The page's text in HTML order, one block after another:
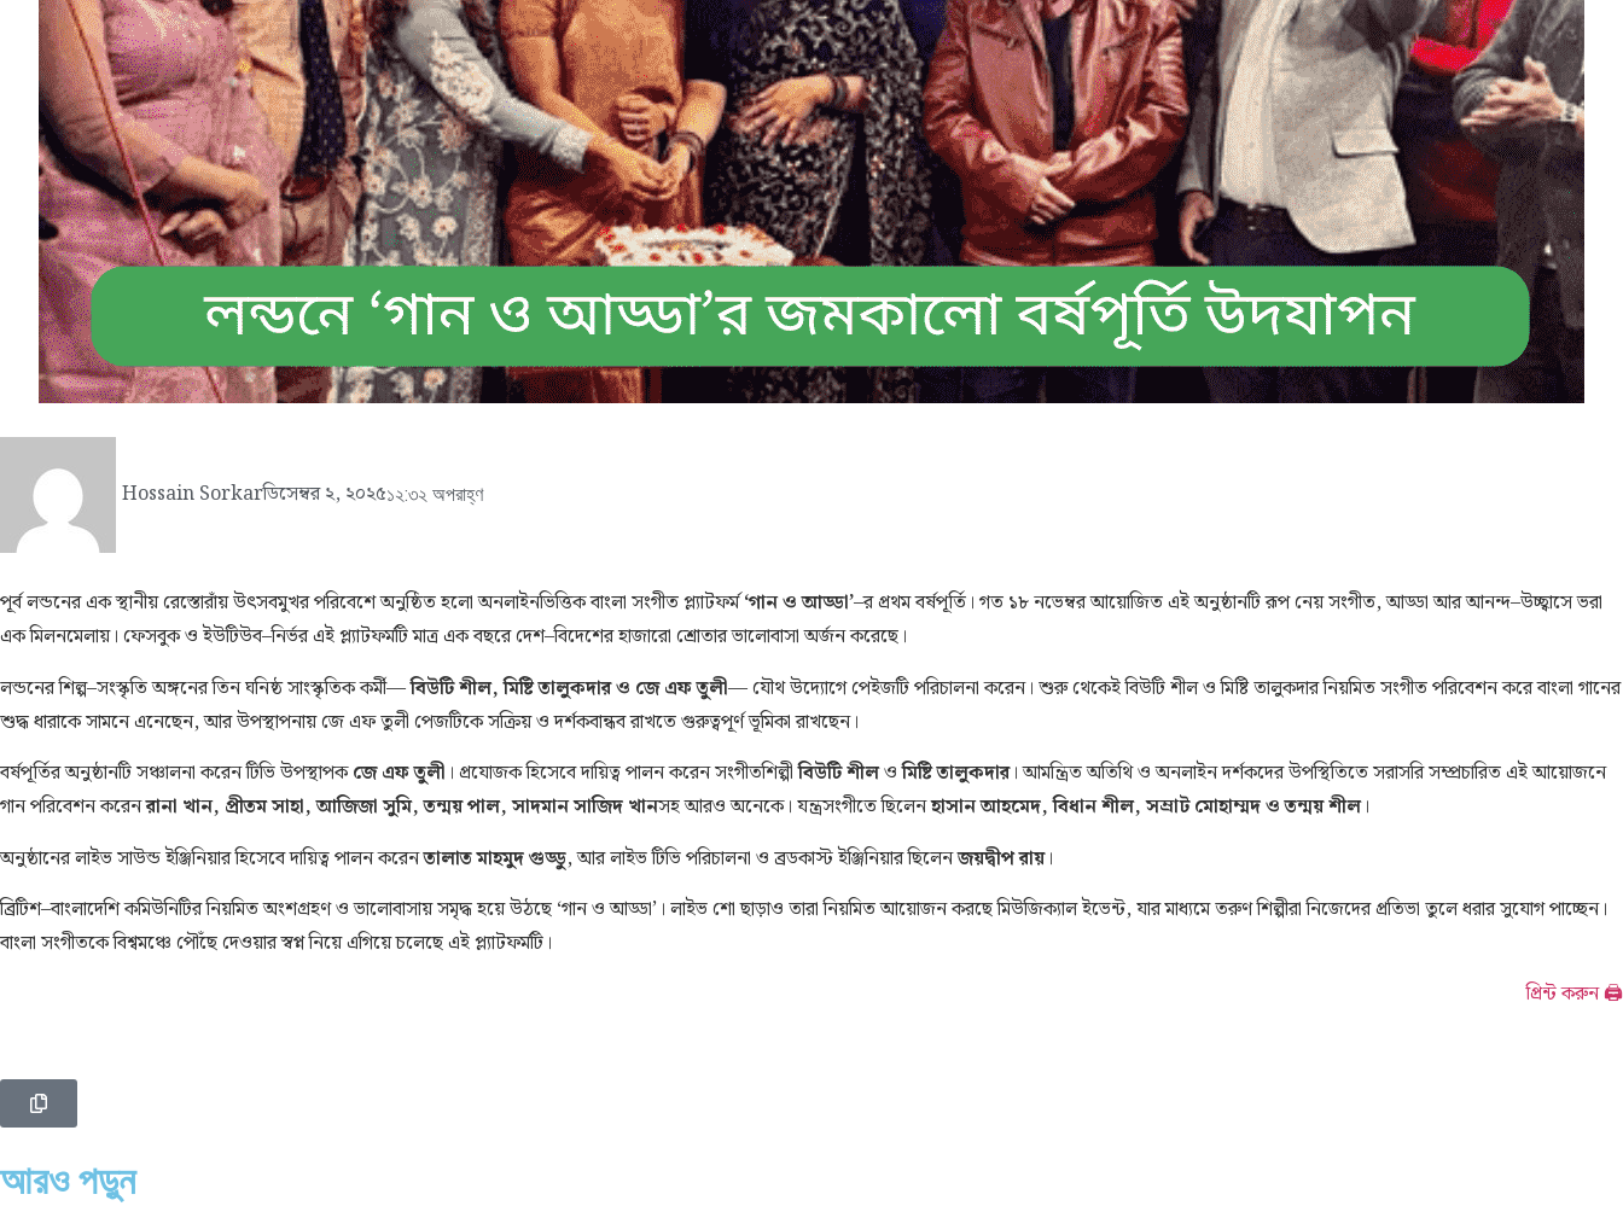
Hossain Sorkarডিসেম্বর ২, ২০২৫১২:৩২ অপরাহ্ণ
পূর্ব লন্ডনের এক স্থানীয় রেস্তোরাঁয় উৎসবমুখর পরিবেশে অনুষ্ঠিত হলো অনলাইনভিত্তিক বাংলা সংগীত প্ল্যাটফর্ম‘গান ও আড্ডা’–র প্রথম বর্ষপূর্তি। গত ১৮ নভেম্বর আয়োজিত এই অনুষ্ঠানটি রূপ নেয় সংগীত, আড্ডা আর আনন্দ–উচ্ছ্বাসে ভরা
এক মিলনমেলায়। ফেসবুক ও ইউটিউব–নির্ভর এই প্ল্যাটফর্মটি মাত্র এক বছরে দেশ–বিদেশের হাজারো শ্রোতার ভালোবাসা অর্জন করেছে।
লন্ডনের শিল্প–সংস্কৃতি অঙ্গনের তিন ঘনিষ্ঠ সাংস্কৃতিক কর্মী—বিউটি শীল, মিষ্টি তালুকদার ও জে এফ তুলী— যৌথ উদ্যোগে পেইজটি পরিচালনা করেন। শুরু থেকেই বিউটি শীল ও মিষ্টি তালুকদার নিয়মিত সংগীত পরিবেশন করে বাংলা গানের
শুদ্ধ ধারাকে সামনে এনেছেন, আর উপস্থাপনায় জে এফ তুলী পেজটিকে সক্রিয় ও দর্শকবান্ধব রাখতে গুরুত্বপূর্ণ ভূমিকা রাখছেন।
বর্ষপূর্তির অনুষ্ঠানটি সঞ্চালনা করেন টিভি উপস্থাপকজে এফ তুলী । প্রযোজক হিসেবে দায়িত্ব পালন করেন সংগীতশিল্পীবিউটি শীলওমিষ্টি তালুকদার। আমন্ত্রিত অতিথি ও অনলাইন দর্শকদের উপস্থিতিতে সরাসরি সম্প্রচারিত এই আয়োজনে
গান পরিবেশন করেনরানা খান, প্রীতম সাহা, আজিজা সুমি, তন্ময় পাল, সাদমান সাজিদ খানসহ আরও অনেকে। যন্ত্রসংগীতে ছিলেনহাসান আহমেদ, বিধান শীল, সম্রাট মোহাম্মদ ও তন্ময় শীল।
অনুষ্ঠানের লাইভ সাউন্ড ইঞ্জিনিয়ার হিসেবে দায়িত্ব পালন করেনতালাত মাহমুদ গুড্ডু, আর লাইভ টিভি পরিচালনা ও ব্রডকাস্ট ইঞ্জিনিয়ার ছিলেনজয়দ্বীপ রায়।
ব্রিটিশ–বাংলাদেশি কমিউনিটির নিয়মিত অংশগ্রহণ ও ভালোবাসায় সমৃদ্ধ হয়ে উঠছে ‘গান ও আড্ডা’। লাইভ শো ছাড়াও তারা নিয়মিত আয়োজন করছে মিউজিক্যাল ইভেন্ট, যার মাধ্যমে তরুণ শিল্পীরা নিজেদের প্রতিভা তুলে ধরার সুযোগ পাচ্ছেন।
বাংলা সংগীতকে বিশ্বমঞ্চে পৌঁছে দেওয়ার স্বপ্ন নিয়ে এগিয়ে চলেছে এই প্ল্যাটফর্মটি।
প্রিন্ট করুন 🖨
আরও পড়ুন